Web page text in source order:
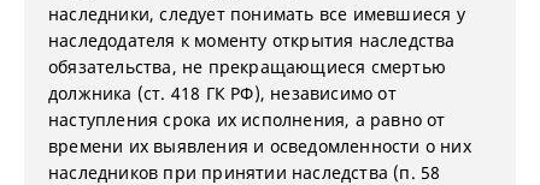
наследники, следует понимать все имевшиеся у
наследодателя к моменту открытия наследства
обязательства, не прекращающиеся смертью
должника (ст. 418 ГК РФ), независимо от
наступления срока их исполнения, а равно от
времени их выявления и осведомленности о них
наследников при принятии наследства (п. 58